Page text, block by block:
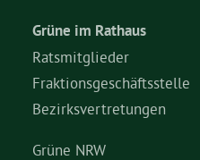
Grüne im Rathaus
Ratsmitglieder
Fraktionsgeschäftsstelle
Bezirksvertretungen
Grüne NRW